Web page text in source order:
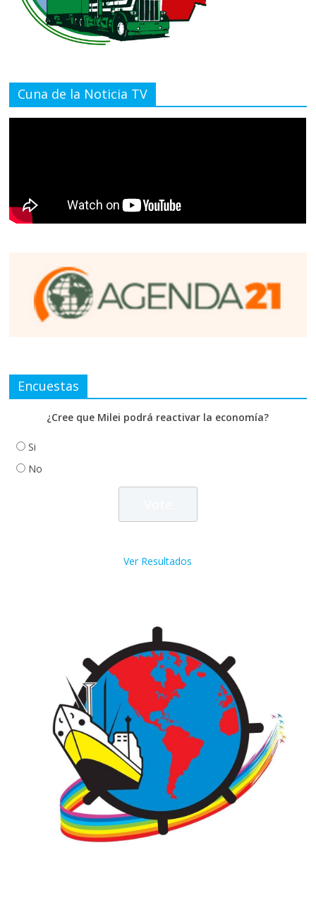
Cuna de la Noticia TV
Encuestas
¿Cree que Milei podrá reactivar la economía?
Si
No
Ver Resultados